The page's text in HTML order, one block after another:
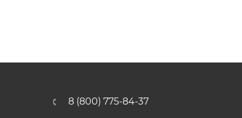
8 (800) 775-84-37